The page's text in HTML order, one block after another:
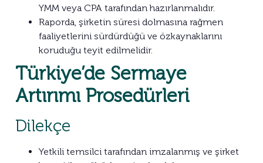
YMM veya CPA tarafından hazırlanmalıdır.
Raporda, şirketin süresi dolmasına rağmen
faaliyetlerini sürdürdüğü ve özkaynaklarını
koruduğu teyit edilmelidir.
Türkiye’de Sermaye
Artırımı Prosedürleri
Dilekçe
Yetkili temsilci tarafından imzalanmış ve şirket